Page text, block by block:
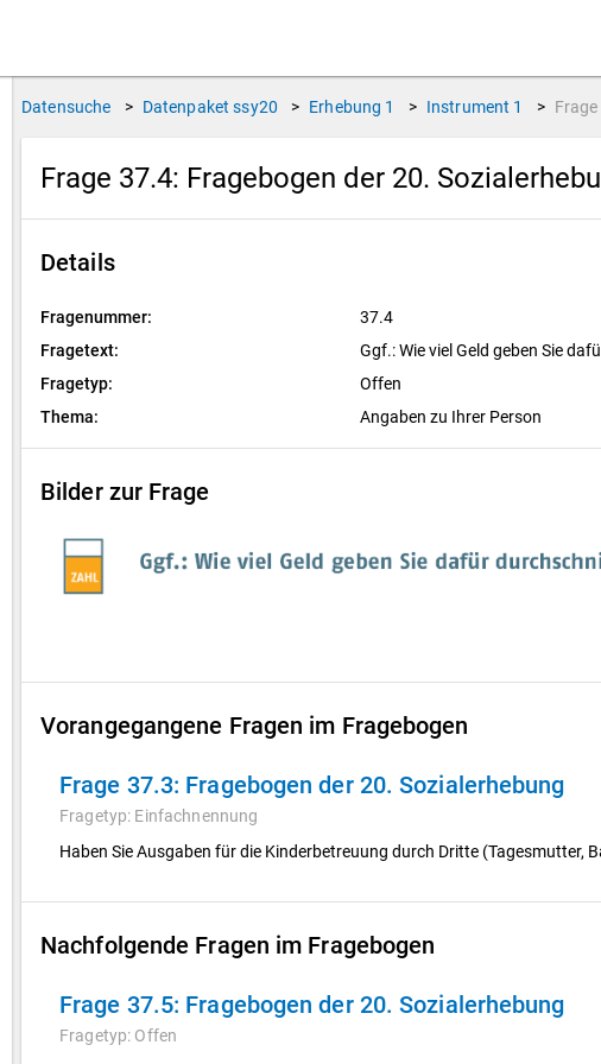
Datensuche > Datenpaket ssy20 > Erhebung 1 > Instrument 1 > Frage
Frage 37.4: Fragebogen der 20.
Details
Fragenummer:
37.4
Fragetext:
Ggf.: Wie viel Geld geben Sie
Fragetyp:
Offen
Thema:
Angaben zu Ihrer Person
Bilder zur Frage
Vorangegangene Fragen im Fragebogen
Frage 37.3: Fragebogen der 20. Sozialerhebung
Fragetyp: Einfachnennung
Haben Sie Ausgaben für die Kinderbetreuung durch Dritte (Tagesmutter,
Nachfolgende Fragen im Fragebogen
Frage 37.5: Fragebogen der 20. Sozialerhebung
Fragetyp: Offen